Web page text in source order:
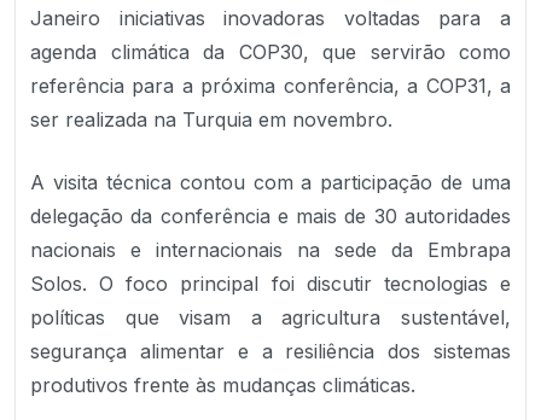
Janeiro iniciativas inovadoras voltadas para a
agenda climática da COP30, que servirão como
referência para a próxima conferência, a COP31, a
ser realizada na Turquia em novembro.
A visita técnica contou com a participação de uma
delegação da conferência e mais de 30 autoridades
nacionais e internacionais na sede da Embrapa
Solos. O foco principal foi discutir tecnologias e
políticas que visam a agricultura sustentável,
segurança alimentar e a resiliência dos sistemas
produtivos frente às mudanças climáticas.